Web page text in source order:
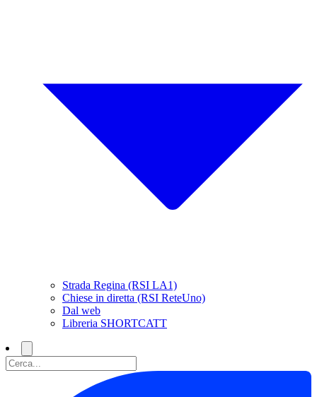
Strada Regina (RSI LA1)
Chiese in diretta (RSI ReteUno)
Dal web
Libreria SHORTCATT